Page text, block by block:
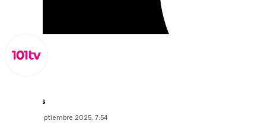
Lynx Devs
viernes, 5 septiembre 2025, 7:54